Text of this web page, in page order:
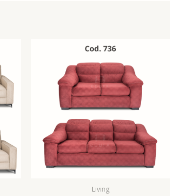
Living